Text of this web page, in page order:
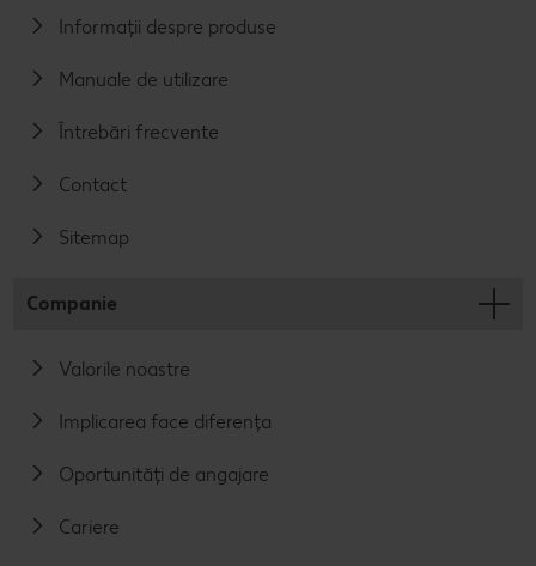
Informații despre produse
Manuale de utilizare
Întrebări frecvente
Contact
Sitemap
Companie
Valorile noastre
Implicarea face diferența
Oportunități de angajare
Cariere